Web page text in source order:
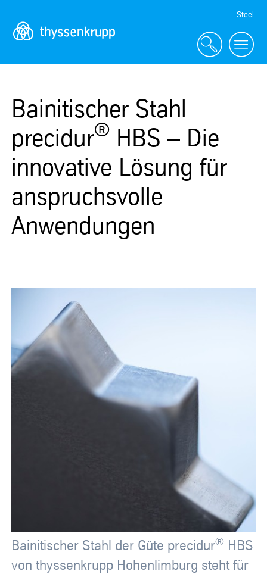
Navigation
Steel
Bainitischer Stahl
precidur® HBS – Die
innovative Lösung für
anspruchsvolle
Anwendungen
Bainitischer Stahl der Güte precidur®
HBS
von thyssenkrupp Hohenlimburg steht für